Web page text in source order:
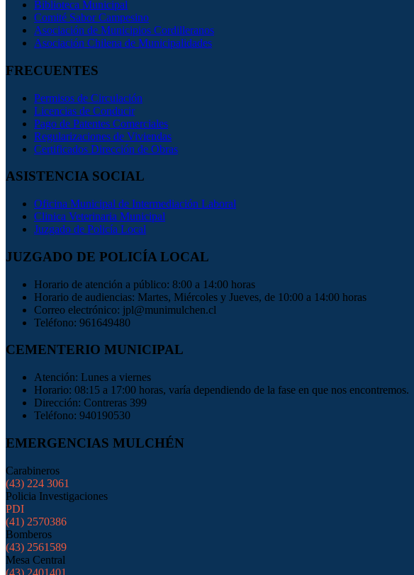
Biblioteca Municipal
Comité Sabor Campesino
Asociación de Municipios Cordilleranos
Asociación Chilena de Municipalidades
FRECUENTES
Permisos de Circulación
Licencias de Conducir
Pago de Patentes Comerciales
Regularizaciones de Viviendas
Certificados Dirección de Obras
ASISTENCIA SOCIAL
Oficina Municipal de Intermediación Laboral
Clinica Veterinaria Municipal
Juzgado de Policía Local
JUZGADO DE POLICÍA LOCAL
Horario de atención a público: 8:00 a 14:00 horas
Horario de audiencias: Martes, Miércoles y Jueves, de 10:00 a 14:00 horas
Correo electrónico: jpl@munimulchen.cl
Teléfono: 961649480
CEMENTERIO MUNICIPAL
Atención: Lunes a viernes
Horario: 08:15 a 17:00 horas, varía dependiendo de la fase en que nos encontremos.
Dirección: Contreras 399
Teléfono: 940190530
EMERGENCIAS MULCHÉN
Carabineros
(43) 224 3061
Policia Investigaciones
PDI
(41) 2570386
Bomberos
(43) 2561589
Mesa Central
(43) 2401401